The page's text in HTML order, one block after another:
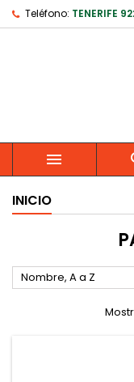
Teléfono: TENERIFE

INICIO
Nombre, A a Z